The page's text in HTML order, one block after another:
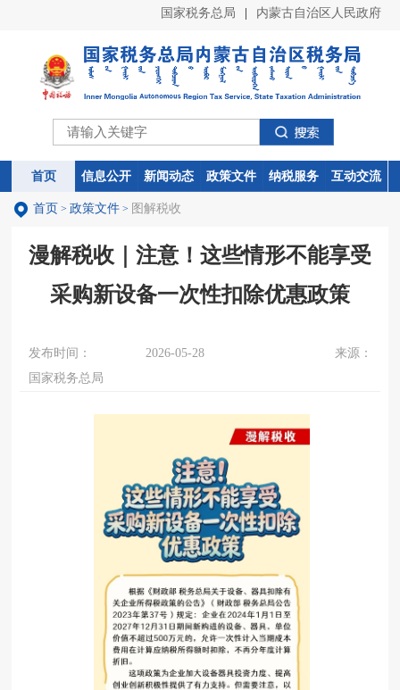
国家税务总局 内蒙古自治区人民政府
首页 信息公开 新闻动态 政策文件 纳税服务 互动交流
首页 信息公开 新闻动态 政策文件 纳税服务 互动交流
首页 > 政策文件> 图解税收
漫解税收｜注意！这些情形不能享受
采购新设备一次性扣除优惠政策
发布时间： 2026-05-28
来源：
国家税务总局